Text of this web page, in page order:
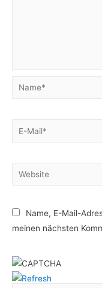
Name*
E-
Website
Name, E-Mail-
meinen nächsten